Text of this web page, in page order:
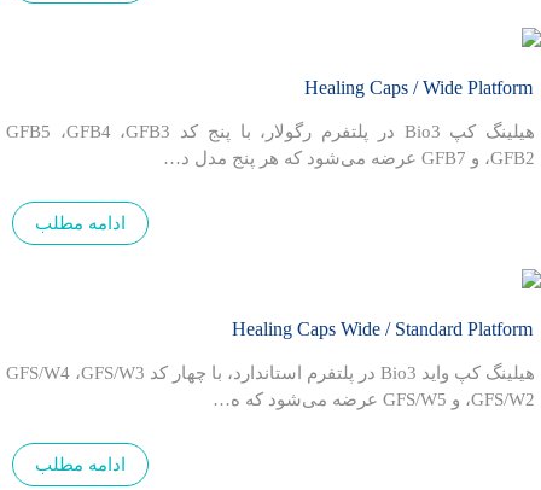
Healing Caps / Wide Platform
هیلینگ کپ Bio3 در پلتفرم رگولار، با پنج کد GFB5 ،GFB4 ،GFB3
،GFB2 و GFB7 عرضه می‌شود که هر پنج مدل د…
ادامه مطلب
Healing Caps Wide / Standard Platform
هیلینگ کپ واید Bio3 در پلتفرم استاندارد، با چهار کد GFS/W4 ،GFS/W3
،GFS/W2 و GFS/W5 عرضه می‌شود که ه…
ادامه مطلب